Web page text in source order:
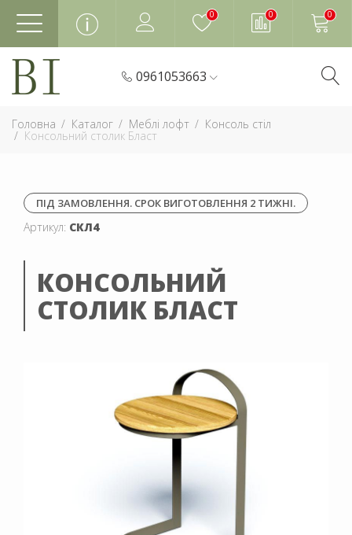
0 0 0
0961053663
Головна Каталог Меблі лофт Консоль стіл
Консольний столик Бласт
ПІД ЗАМОВЛЕННЯ. СРОК ВИГОТОВЛЕННЯ 2 ТИЖНІ.
Артикул: СКЛ4
КОНСОЛЬНИЙ
СТОЛИК БЛАСТ